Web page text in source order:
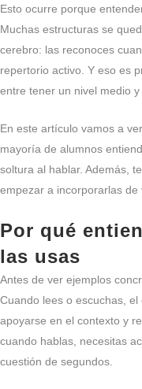
Esto ocurre porque
Muchas estructuras se
cerebro: las reconoces
repertorio activo. Y eso es
entre tener un nivel medio
En este artículo vamos a
mayoría de alumnos
soltura al hablar. Además,
empezar a incorporarlas de
Por qué
las usas
Antes de ver ejemplos
Cuando lees o escuchas,
apoyarse en el contexto y
cuando hablas, necesitas
cuestión de segundos.